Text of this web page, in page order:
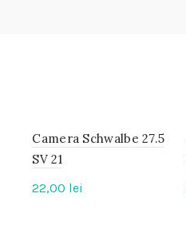
IN
STOC
Camera Schwalbe 27.5
SV 21
22,00 lei